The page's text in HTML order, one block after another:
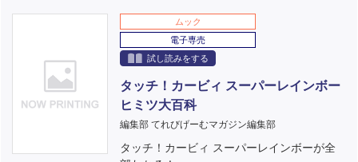
ムック
電子専売
試し読みをする
タッチ！カービィ スーパーレインボー
ヒミツ大百科
編集部 てれびげーむマガジン編集部
タッチ！カービィ スーパーレインボーが全